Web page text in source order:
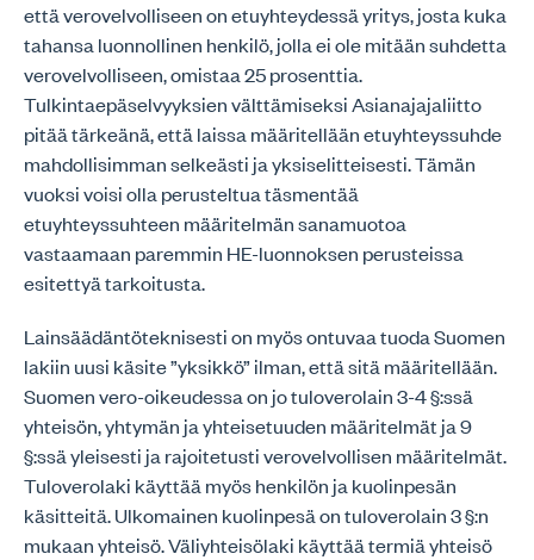
että verovelvolliseen on etuyhteydessä yritys, josta kuka
tahansa luonnollinen henkilö, jolla ei ole mitään suhdetta
verovelvolliseen, omistaa 25 prosenttia.
Tulkintaepäselvyyksien välttämiseksi Asianajajaliitto
pitää tärkeänä, että laissa määritellään etuyhteyssuhde
mahdollisimman selkeästi ja yksiselitteisesti. Tämän
vuoksi voisi olla perusteltua täsmentää
etuyhteyssuhteen määritelmän sanamuotoa
vastaamaan paremmin HE-luonnoksen perusteissa
esitettyä tarkoitusta.
Lainsäädäntöteknisesti on myös ontuvaa tuoda Suomen
lakiin uusi käsite ”yksikkö” ilman, että sitä määritellään.
Suomen vero-oikeudessa on jo tuloverolain 3-4 §:ssä
yhteisön, yhtymän ja yhteisetuuden määritelmät ja 9
§:ssä yleisesti ja rajoitetusti verovelvollisen määritelmät.
Tuloverolaki käyttää myös henkilön ja kuolinpesän
käsitteitä. Ulkomainen kuolinpesä on tuloverolain 3 §:n
mukaan yhteisö. Väliyhteisölaki käyttää termiä yhteisö